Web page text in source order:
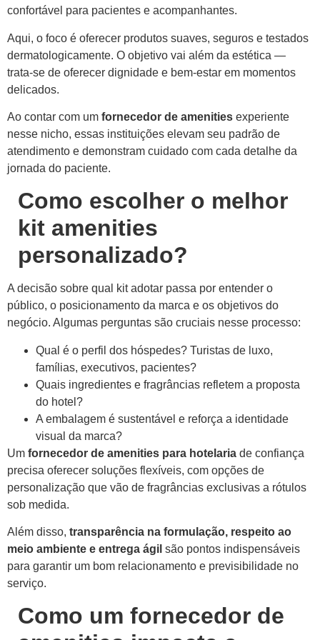
confortável para pacientes e acompanhantes.
Aqui, o foco é oferecer produtos suaves, seguros e testados
dermatologicamente. O objetivo vai além da estética —
trata-se de oferecer dignidade e bem-estar em momentos
delicados.
Ao contar com um fornecedor de amenities experiente
nesse nicho, essas instituições elevam seu padrão de
atendimento e demonstram cuidado com cada detalhe da
jornada do paciente.
Como escolher o melhor
kit amenities
personalizado?
A decisão sobre qual kit adotar passa por entender o
público, o posicionamento da marca e os objetivos do
negócio. Algumas perguntas são cruciais nesse processo:
Qual é o perfil dos hóspedes? Turistas de luxo,
famílias, executivos, pacientes?
Quais ingredientes e fragrâncias refletem a proposta
do hotel?
A embalagem é sustentável e reforça a identidade
visual da marca?
Um fornecedor de amenities para hotelaria de confiança
precisa oferecer soluções flexíveis, com opções de
personalização que vão de fragrâncias exclusivas a rótulos
sob medida.
Além disso, transparência na formulação, respeito ao
meio ambiente e entrega ágil são pontos indispensáveis
para garantir um bom relacionamento e previsibilidade no
serviço.
Como um fornecedor de